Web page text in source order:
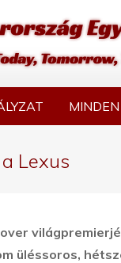
Lexus
üléssoros,